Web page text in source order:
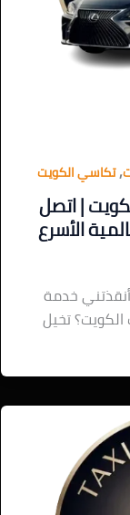
,تكاسي الكويت
ساعة بالكويت | اتصل
خدمة
قلب الكويت؟ تخيل